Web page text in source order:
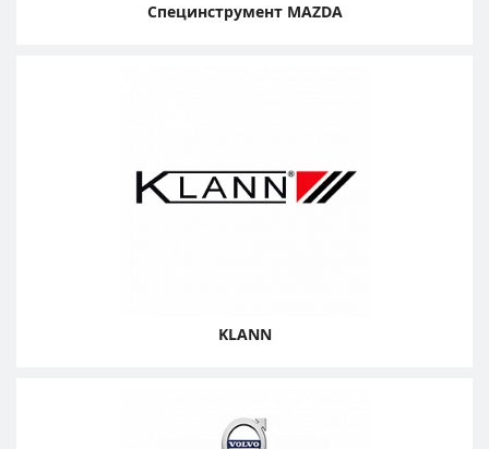
Специнструмент MAZDA
KLANN